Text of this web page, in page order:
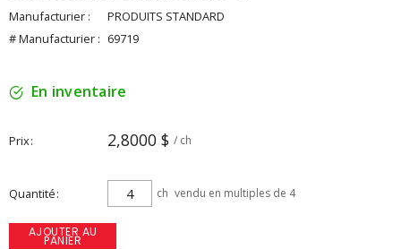
Manufacturier :
PRODUITS STANDARD
# Manufacturier : 69719
En inventaire
Prix 2,8000 $ / ch
Quantité ch vendu en multiples de 4
AJOUTER AU
PANIER